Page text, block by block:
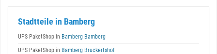
Stadtteile in Bamberg
UPS PaketShop in Bamberg Bamberg
UPS PaketShop in Bamberg Bruckertshof